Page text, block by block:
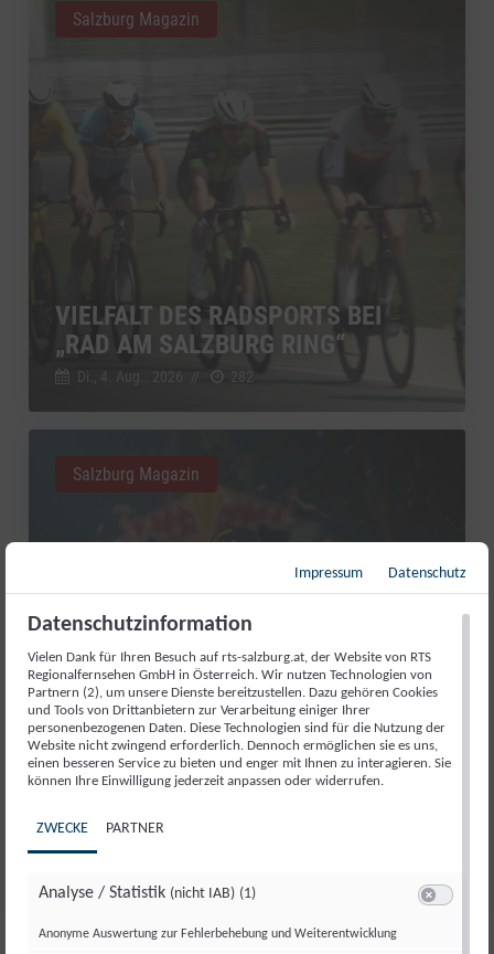
VIELFALT DES RADSPORTS BEI
„RAD AM SALZBURG RING“
Di., 4. Aug.. 2026 // 282
Salzburg Magazin
RED BULL ROMANIACS: MANUEL
LETTENBICHLER FEIERT 7.
Di., 4. Aug.. 2026
Salzburg Magazin
Impressum Datenschutz
Datenschutzinformation
Vielen Dank für Ihren Besuch auf rts-salzburg.at, der Website von RTS
Regionalfernsehen GmbH in Österreich. Wir nutzen Technologien von
Partnern (2), um unsere Dienste bereitzustellen. Dazu gehören Cookies
und Tools von Drittanbietern zur Verarbeitung einiger Ihrer
personenbezogenen Daten. Diese Technologien sind für die Nutzung der
Website nicht zwingend erforderlich. Dennoch ermöglichen sie es uns,
einen besseren Service zu bieten und enger mit Ihnen zu interagieren. Sie
können Ihre Einwilligung jederzeit anpassen oder widerrufen.
ZWECKE PARTNER
Analyse / Statistik (nicht IAB) (1)
Anonyme Auswertung zur Fehlerbehebung und Weiterentwicklung